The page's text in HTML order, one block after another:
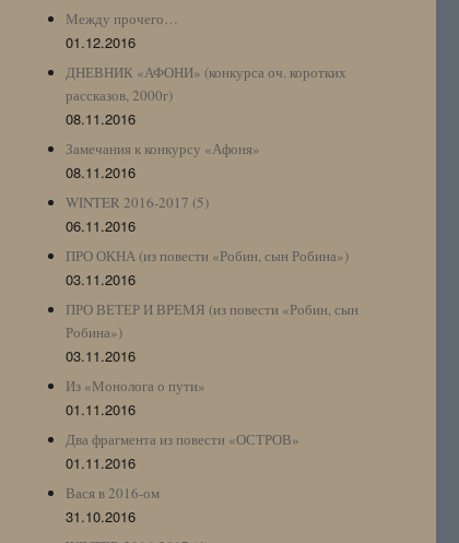
Между прочего…
01.12.2016
ДНЕВНИК «АФОНИ» (конкурса оч. коротких
рассказов, 2000г)
08.11.2016
Замечания к конкурсу «Афоня»
08.11.2016
WINTER 2016-2017 (5)
06.11.2016
ПРО ОКНА (из повести «Робин, сын Робина»)
03.11.2016
ПРО ВЕТЕР И ВРЕМЯ (из повести «Робин, сын
Робина»)
03.11.2016
Из «Монолога о пути»
01.11.2016
Два фрагмента из повести «ОСТРОВ»
01.11.2016
Вася в 2016-ом
31.10.2016